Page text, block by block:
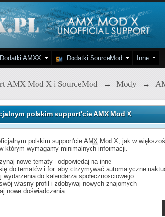
Dodatki AMXX Dodatki SourceMod Inne
AMX Mod X i SourceMod → Mody →
polskim support'cie AMX Mod X
polskim support'cieAMX Mod X, jak w
którym wymagamy minimalnych informacji.
nowe tematy i odpowiedaj na inne
do tematów i for, aby otrzymywać automatyczne
wydarzenia do kalendarza społecznościowego
własny profil i zdobywaj nowych znajomych
nowe doświadczenia